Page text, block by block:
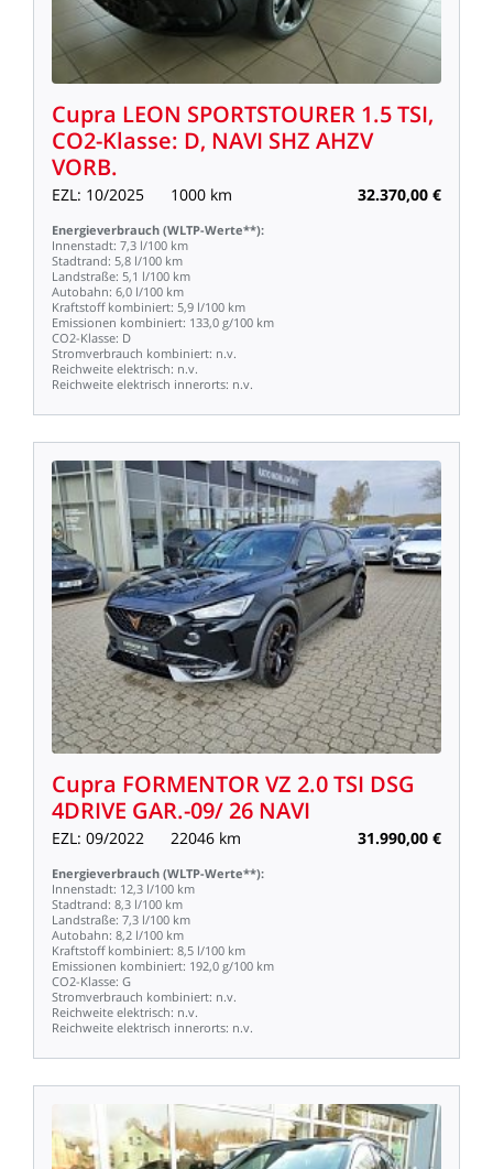
Cupra LEON SPORTSTOURER 1.5TSI,
CO2-Klasse: D, NAVI SHZ AHZV
VORB.
EZL: 10/2025 1000 km 32.370,00 €
Energieverbrauch (WLTP-Werte**):
Innenstadt: 7,3 l/100 km
Stadtrand: 5,8 l/100 km
Landstraße: 5,1 l/100 km
Autobahn: 6,0 l/100 km
Kraftstoff kombiniert: 5,9 l/100 km
Emissionen kombiniert: 133,0 g/100 km
CO2-Klasse: D
Stromverbrauch kombiniert: n.v.
Reichweite elektrisch: n.v.
Reichweite elektrisch innerorts: n.v.
Cupra FORMENTORVZ 2.0TSI DSG
4DRIVE GAR.-09/26 NAVI
EZL: 09/2022 22046 km 31.990,00 €
Energieverbrauch (WLTP-Werte**):
Innenstadt: 12,3 l/100 km
Stadtrand: 8,3 l/100 km
Landstraße: 7,3 l/100 km
Autobahn: 8,2 l/100 km
Kraftstoff kombiniert: 8,5 l/100 km
Emissionen kombiniert: 192,0 g/100 km
CO2-Klasse: G
Stromverbrauch kombiniert: n.v.
Reichweite elektrisch: n.v.
Reichweite elektrisch innerorts: n.v.